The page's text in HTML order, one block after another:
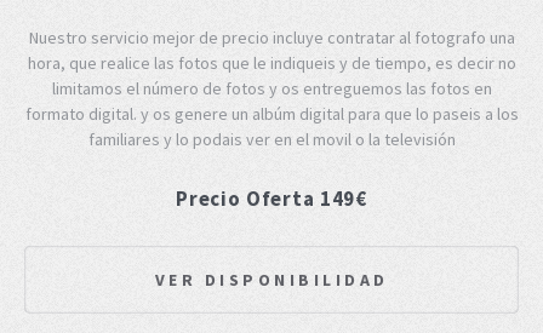
Nuestro servicio mejor de precio incluye contratar al fotografo una
hora, que realice las fotos que le indiqueis y de tiempo, es decir no
limitamos el número de fotos y os entreguemos las fotos en
formato digital. y os genere un albúm digital para que lo paseis a los
familiares y lo podais ver en el movil o la televisión
Precio Oferta 149€
VER DISPONIBILIDAD